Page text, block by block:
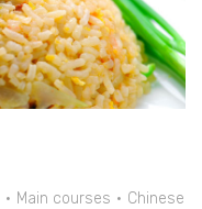
Main courses
Chinese